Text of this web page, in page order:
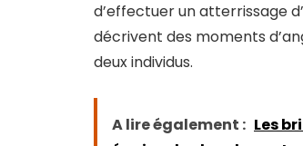
d’effectuer un atterrissage
décrivent des moments
deux individus.
A lire également : Les